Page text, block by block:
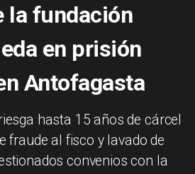
la fundación
en prisión
Antofagasta
hasta 15 años de cárcel
fraude al fisco y lavado de
convenios con la